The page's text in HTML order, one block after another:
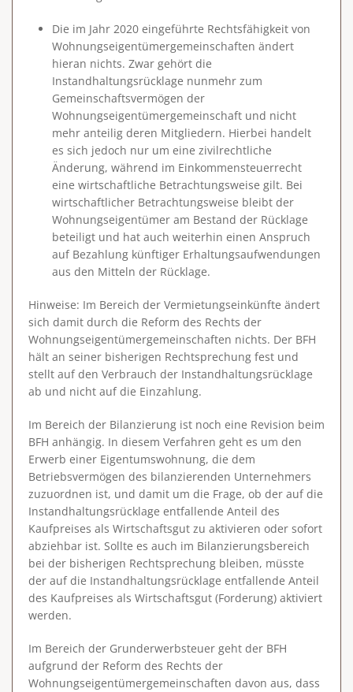
Die im Jahr 2020 eingeführte Rechtsfähigkeit von
Wohnungseigentümergemeinschaften ändert
hieran nichts. Zwar gehört die
Instandhaltungsrücklage nunmehr zum
Gemeinschaftsvermögen der
Wohnungseigentümergemeinschaft und nicht
mehr anteilig deren Mitgliedern. Hierbei handelt
es sich jedoch nur um eine zivilrechtliche
Änderung, während im Einkommensteuerrecht
eine wirtschaftliche Betrachtungsweise gilt. Bei
wirtschaftlicher Betrachtungsweise bleibt der
Wohnungseigentümer am Bestand der Rücklage
beteiligt und hat auch weiterhin einen Anspruch
auf Bezahlung künftiger Erhaltungsaufwendungen
aus den Mitteln der Rücklage.
Hinweise: Im Bereich der Vermietungseinkünfte ändert
sich damit durch die Reform des Rechts der
Wohnungseigentümergemeinschaften nichts. Der BFH
hält an seiner bisherigen Rechtsprechung fest und
stellt auf den Verbrauch der Instandhaltungsrücklage
ab und nicht auf die Einzahlung.
Im Bereich der Bilanzierung ist noch eine Revision beim
BFH anhängig. In diesem Verfahren geht es um den
Erwerb einer Eigentumswohnung, die dem
Betriebsvermögen des bilanzierenden Unternehmers
zuzuordnen ist, und damit um die Frage, ob der auf die
Instandhaltungsrücklage entfallende Anteil des
Kaufpreises als Wirtschaftsgut zu aktivieren oder sofort
abziehbar ist. Sollte es auch im Bilanzierungsbereich
bei der bisherigen Rechtsprechung bleiben, müsste
der auf die Instandhaltungsrücklage entfallende Anteil
des Kaufpreises als Wirtschaftsgut (Forderung) aktiviert
werden.
Im Bereich der Grunderwerbsteuer geht der BFH
aufgrund der Reform des Rechts der
Wohnungseigentümergemeinschaften davon aus, dass